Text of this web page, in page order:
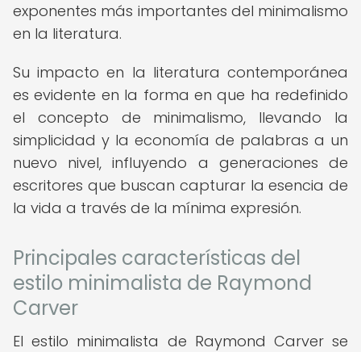
exponentes más importantes del minimalismo
en la literatura.
Su impacto en la literatura contemporánea
es evidente en la forma en que ha redefinido
el concepto de minimalismo, llevando la
simplicidad y la economía de palabras a un
nuevo nivel, influyendo a generaciones de
escritores que buscan capturar la esencia de
la vida a través de la mínima expresión.
Principales características del
estilo minimalista de Raymond
Carver
El estilo minimalista de Raymond Carver se